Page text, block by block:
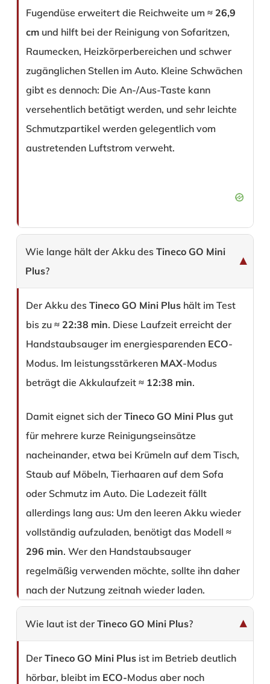
Fugendüse erweitert die Reichweite um ≈ 26,9
cmund hilft bei der Reinigung von Sofaritzen,
Raumecken, Heizkörperbereichen und schwer
zugänglichen Stellen im Auto. Kleine Schwächen
gibt es dennoch: Die An-/Aus-Taste kann
versehentlich betätigt werden, und sehr leichte
Schmutzpartikel werden gelegentlich vom
austretenden Luftstrom verweht.
Wie lange hält der Akku des Tineco GO Mini
Plus?
Der Akku desTineco GO Mini Plushält im Test
bis zu ≈ 22:38 min. Diese Laufzeit erreicht der
Handstaubsauger im energiesparenden ECO-
Modus. Im leistungsstärkeren MAX-Modus
beträgt die Akkulaufzeit ≈ 12:38 min.
Damit eignet sich der Tineco GO Mini Plusgut
für mehrere kurze Reinigungseinsätze
nacheinander, etwa bei Krümeln auf dem Tisch,
Staub auf Möbeln, Tierhaaren auf dem Sofa
oder Schmutz im Auto. Die Ladezeit fällt
allerdings lang aus: Um den leeren Akku wieder
vollständig aufzuladen, benötigt das Modell ≈
296 min. Wer den Handstaubsauger
regelmäßig verwenden möchte, sollte ihn daher
nach der Nutzung zeitnah wieder laden.
Wie laut ist der Tineco GO Mini Plus?
Der Tineco GO Mini Plusist im Betrieb deutlich
hörbar, bleibt im ECO-Modus aber noch